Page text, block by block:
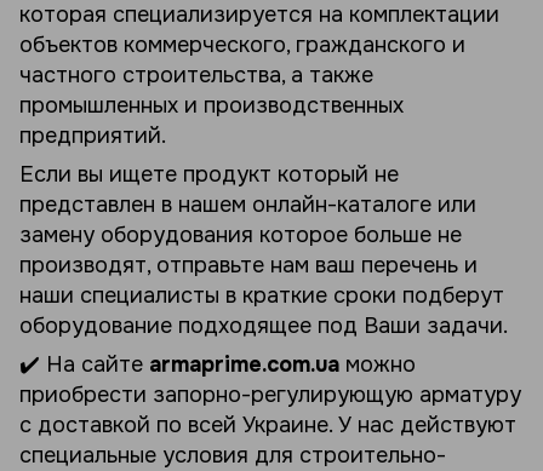
которая специализируется на комплектации
объектов коммерческого, гражданского и
частного строительства, а также
промышленных и производственных
предприятий.
Если вы ищете продукт который не
представлен в нашем онлайн-каталоге или
замену оборудования которое больше не
производят, отправьте нам ваш перечень и
наши специалисты в краткие сроки подберут
оборудование подходящее под Ваши задачи.
✔️ На сайте armaprime.com.ua можно
приобрести запорно-регулирующую арматуру
с доставкой по всей Украине. У нас действуют
специальные условия для строительно-